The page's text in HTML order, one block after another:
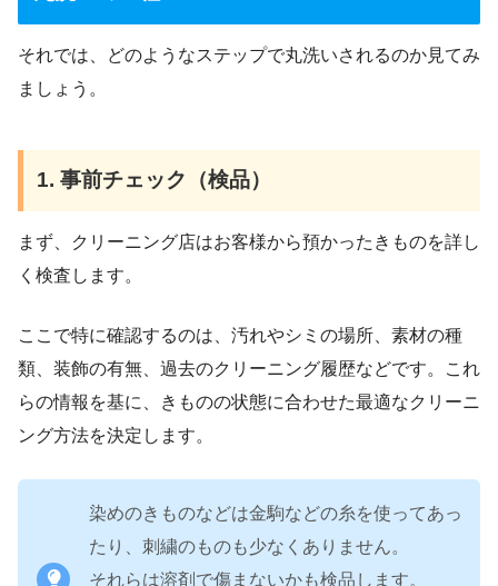
それでは、どのようなステップで丸洗いされるのか見てみ
ましょう。
1. 事前チェック（検品）
まず、クリーニング店はお客様から預かったきものを詳し
く検査します。
ここで特に確認するのは、汚れやシミの場所、素材の種
類、装飾の有無、過去のクリーニング履歴などです。これ
らの情報を基に、きものの状態に合わせた最適なクリーニ
ング方法を決定します。
染めのきものなどは金駒などの糸を使ってあっ
たり、刺繍のものも少なくありません。
それらは溶剤で傷まないかも検品します。